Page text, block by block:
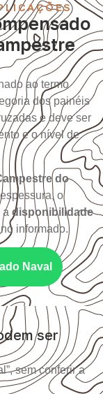
ao termo
dos painéis
e deve ser
e o nível de
do
o
a disponibilidade
informado.
Naval
ser
sem conferir a